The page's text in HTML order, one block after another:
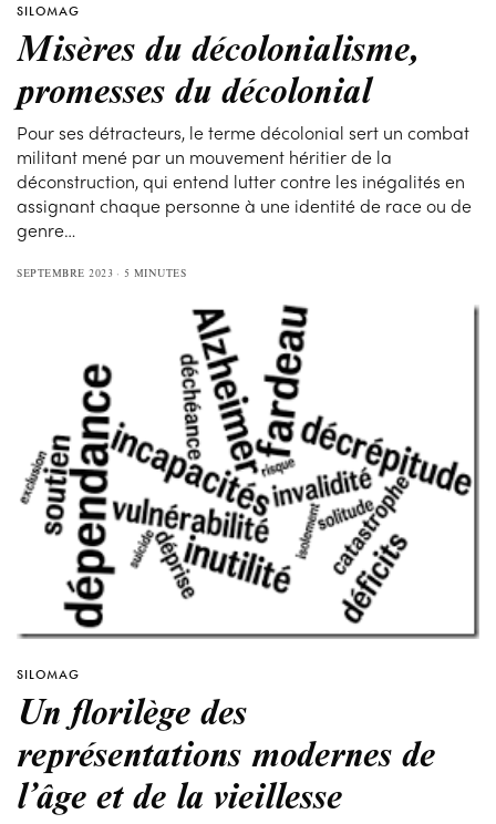
SILOMAG
Misères du décolonialisme,
promesses du décolonial
Pour ses détracteurs, le terme décolonial sert un combat
militant mené par un mouvement héritier de la
déconstruction, qui entend lutter contre les inégalités en
assignant chaque personne à une identité de race ou de
genre…
SEPTEMBRE 2023 5 MINUTES
SILOMAG
Un florilège des
représentations modernes de
l’âge et de la vieillesse